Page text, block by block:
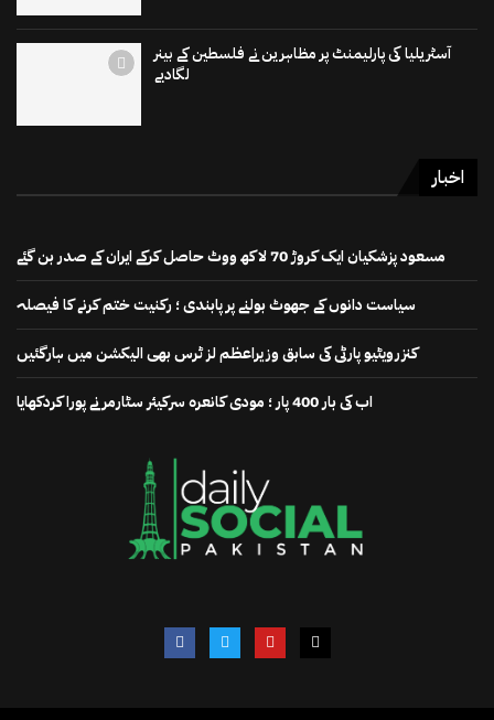
آسٹریلیا کی پارلیمنٹ پر مظاہرین نے فلسطین کے بینر
لگادیے
اخبار
مسعود پزشکیان ایک کروڑ 70 لاکھ ووٹ حاصل کرکے ایران کے صدر بن گئے
سیاست دانوں کے جھوٹ بولنے پر پابندی ؛ رکنیت ختم کرنے کا فیصلہ
کنزرویٹیو پارٹی کی سابق وزیراعظم لز ٹرس بھی الیکشن میں ہارگئیں
اب کی بار 400 پار ؛ مودی کانعرہ سرکیئر سٹارمر نے پورا کردکھایا